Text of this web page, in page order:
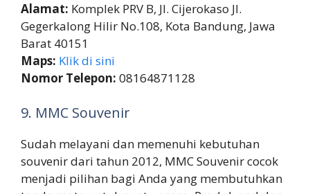
Alamat: Komplek PRV B, Jl. Cijerokaso Jl.
Gegerkalong Hilir No.108, Kota Bandung, Jawa
Barat 40151
Maps: Klik di sini
Nomor Telepon: 08164871128
9. MMC Souvenir
Sudah melayani dan memenuhi kebutuhan
souvenir dari tahun 2012, MMC Souvenir cocok
menjadi pilihan bagi Anda yang membutuhkan